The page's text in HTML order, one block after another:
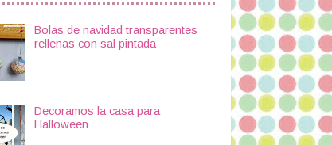
Bolas de navidad transparentes
rellenas con sal pintada
Decoramos la casa para
Halloween